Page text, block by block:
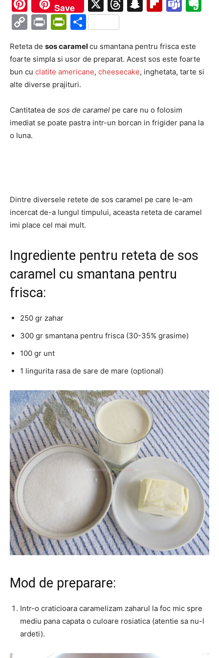
Save
CopyPrintPrintFriendly
Partajează
Reteta de sos caramelcu smantana pentru frisca este
foarte simpla si usor de preparat. Acest sos este foarte
bun cu clatite americane, cheesecake, inghetata, tarte si
alte diverse prajituri.
Cantitatea de sos de caramel pe care nu o folosim
imediat se poate pastra intr-un borcan in frigider pana la
o luna.
Dintre diversele retete de sos caramel pe care le-am
incercat de-a lungul timpului, aceasta reteta de caramel
imi place cel mai mult.
Ingrediente pentru reteta de sos
caramel cu smantana pentru
frisca:
250 gr zahar
300 gr smantana pentru frisca (30-35% grasime)
100 gr unt
1 lingurita rasa de sare de mare (optional)
Mod de preparare:
Intr-o craticioara caramelizam zaharul la foc mic spre
mediu pana capata o culoare rosiatica (atentie sa nu-l
ardeti).